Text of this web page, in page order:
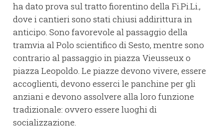
ha dato prova sul tratto fiorentino della Fi.Pi.Li.,
dove i cantieri sono stati chiusi addirittura in
anticipo. Sono favorevole al passaggio della
tramvia al Polo scientifico di Sesto, mentre sono
contrario al passaggio in piazza Vieusseux o
piazza Leopoldo. Le piazze devono vivere, essere
accoglienti, devono esserci le panchine per gli
anziani e devono assolvere alla loro funzione
tradizionale: ovvero essere luoghi di
socializzazione.